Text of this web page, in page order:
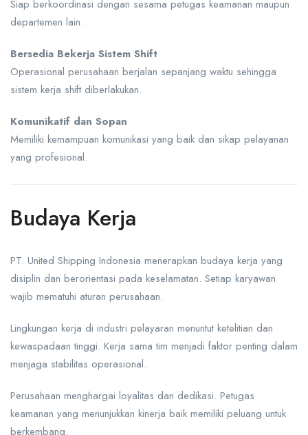
Siap berkoordinasi dengan sesama petugas keamanan maupun
departemen lain.
Bersedia Bekerja Sistem Shift
Operasional perusahaan berjalan sepanjang waktu sehingga
sistem kerja shift diberlakukan.
Komunikatif dan Sopan
Memiliki kemampuan komunikasi yang baik dan sikap pelayanan
yang profesional.
Budaya Kerja
PT. United Shipping Indonesia menerapkan budaya kerja yang
disiplin dan berorientasi pada keselamatan. Setiap karyawan
wajib mematuhi aturan perusahaan.
Lingkungan kerja di industri pelayaran menuntut ketelitian dan
kewaspadaan tinggi. Kerja sama tim menjadi faktor penting dalam
menjaga stabilitas operasional.
Perusahaan menghargai loyalitas dan dedikasi. Petugas
keamanan yang menunjukkan kinerja baik memiliki peluang untuk
berkembang.